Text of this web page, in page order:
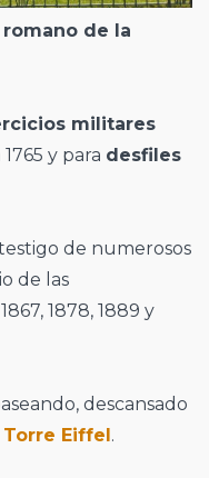
de la
militares
y para desfiles
de numerosos
de las
1878, 1889 y
descansado
Torre Eiffel.